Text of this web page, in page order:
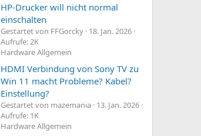
HP-Drucker will nicht normal
einschalten
Gestartet von FFGorcky 18. Jan. 2026
Aufrufe: 2K
Hardware Allgemein
HDMI Verbindung von Sony TV zu
Win 11 macht Probleme? Kabel?
Einstellung?
Gestartet von mazemania 13. Jan. 2026
Aufrufe: 1K
Hardware Allgemein